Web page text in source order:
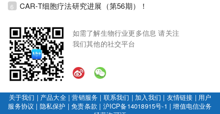
6 CAR-T细胞疗法研究进展（第56期）！
如需了解生物行业更多信息 请关注
我们其他的社交平台
关于我们 | 产品大全|营销服务 | 联系我们 | 加入我们 | 友情链接 | 用户
服务协议 | 隐私保护 |免责条款 | 沪ICP备14018915号-1 |增值电信业务